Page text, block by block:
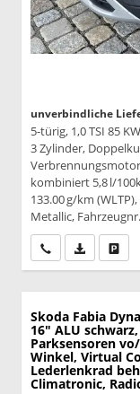
unverbindliche
5-türig, 1,0 TSI 85
3 Zylinder,
kombiniert 5,8 l/
133.00 g/km
Metallic,
Wir rufen Sie an
PDF-
Skoda Fabia
16" ALU
Parksensoren
Winkel, Virtual
Lederlenkrad
Climatronic,